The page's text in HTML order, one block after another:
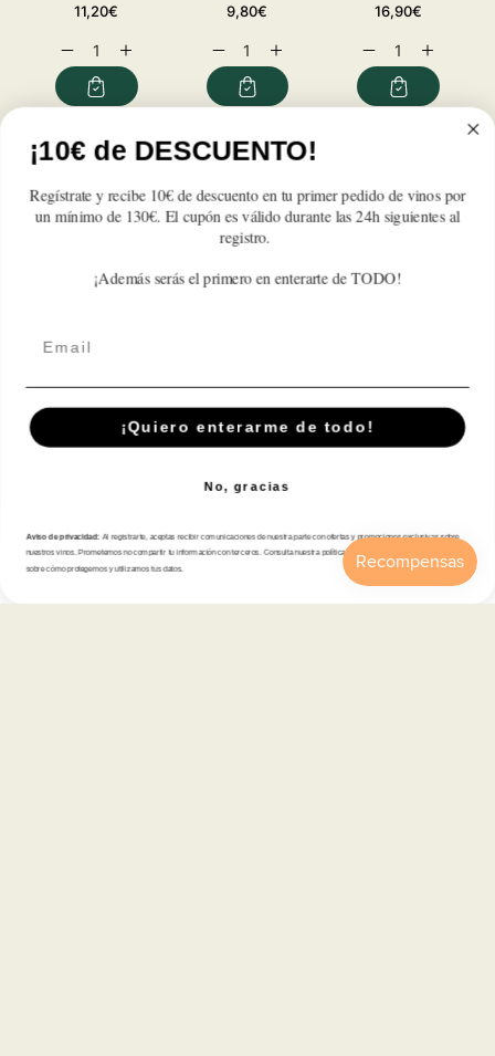
Precio
11,20€
Reducir
cantidad
para
Novilunio
2025
Aumentar
cantidad
para
Novilunio
2025
Precio
9,80€
Reducir
cantidad
para
Novilunio
2025
Aumentar
cantidad
para
Novilunio
2025
Precio
16,90€
Reducir
cantidad
para
Novilunio
Aumentar
cantidad
para
Novilunio
Godello
Reseñas de Clientes
Sé el primero en escribir una reseña
Write a review
Suscríbete A Nuestra Newsletter
Tienda
Atención al cliente
Cuenta Carrito
¡10€ de DESCUENTO!
Regístrate y recibe 10€ de descuento en tu primer pedido de vinos por
un mínimo de 130€. El cupón es válido durante las 24h siguientes al
registro.
¡Además serás el primero en enterarte de TODO!
¡Quiero enterarme de todo!
No, gracias
Aviso de privacidad: Al registrarte, aceptas recibir comunicaciones de nuestra parte con ofertas y promociones exclusivas sobre
nuestros vinos. Prometemos no compartir tu información con terceros. Consulta nuestra política de privacidad para más detalles
sobre cómo protegemos y utilizamos tus datos.